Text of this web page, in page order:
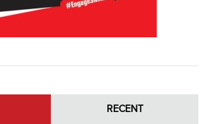
RECENT